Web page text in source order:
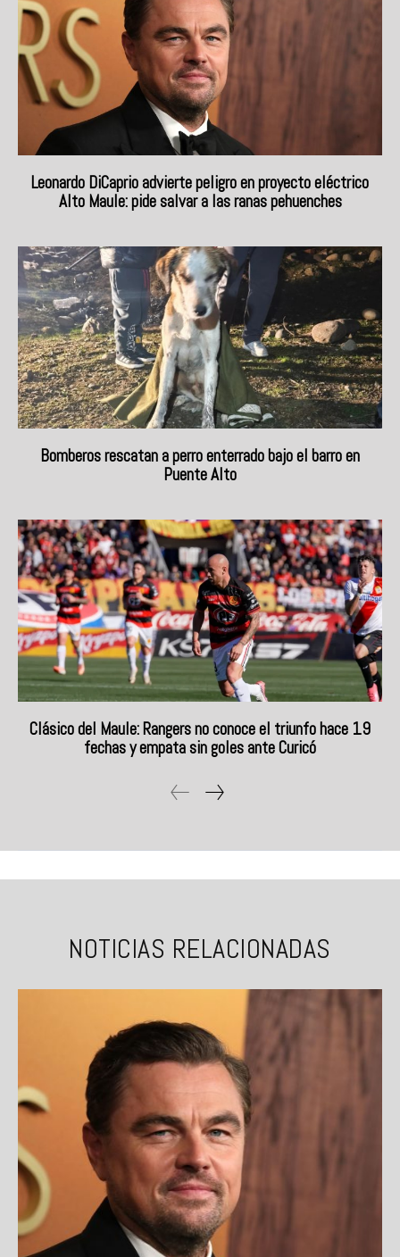
Leonardo DiCaprio advierte peligro en proyecto eléctrico
Alto Maule: pide salvar a las ranas pehuenches
Bomberos rescatan a perro enterrado bajo el barro en
Puente Alto
Clásico del Maule: Rangers no conoce el triunfo hace 19
fechas y empata sin goles ante Curicó
NOTICIAS RELACIONADAS